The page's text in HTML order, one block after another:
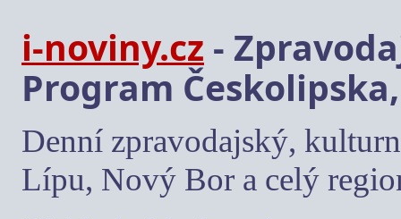
i-noviny.cz -
Program
Denní zpravodajský,
Lípu, Nový Bor a celý